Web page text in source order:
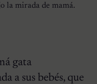
la mirada de mamá.
gata
a sus bebés, que